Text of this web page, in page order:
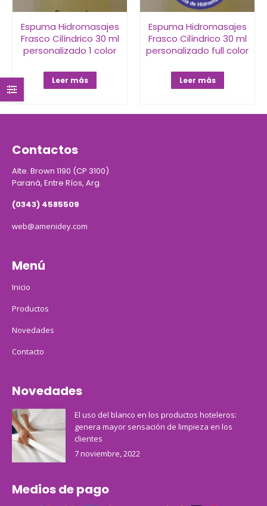
Espuma Hidromasajes
Frasco Cilíndrico 30 ml
personalizado 1 color
Leer más
Espuma Hidromasajes
Frasco Cilíndrico 30 ml
personalizado full color
Leer más
Contactos
Alte. Brown 1190 (CP 3100)
Paraná, Entre Ríos, Arg.
(0343) 4585509
web@amenidey.com
Menú
Inicio
Productos
Novedades
Contacto
Novedades
El uso del blanco en los productos hoteleros:
genera mayor sensación de limpieza en los
clientes
7 noviembre, 2022
Medios de pago